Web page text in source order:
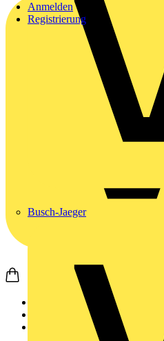
Busch-Jaeger
Anmelden
Registrierung